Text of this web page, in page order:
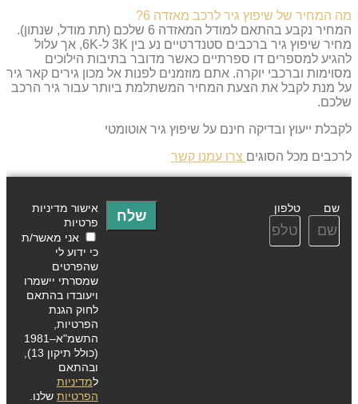
מה המחיר של שיפוץ גיר לרכב מאזדה 6?
המחיר נקבע בהתאם למודל המאזדה 6 שלכם (תת מודל, שנתון).
מחיר שיפוץ גיר ברכבים סטנדרטיים נע בין 3K ל-6K, אך עלול
להגיע למספרים דו ספרתיים כאשר מדובר בתיבות הילוכים
מסוימות וברכבי יוקרה. אתם מוזמנים לפנות אל מכון גירים קאר גיר
על מנת לקבל את הצעת המחיר המשתלמת ביותר עבור גיר הרכב
שלכם.
לקבלת ייעוץ ובדיקה חינם על שיפוץ גיר אוטומטי
לרכבים מכל הסוגים צרו עמנו קשר
שם טלפון
אישור מדיניות
פרטיות
אני מאשר/ת
כי ידוע לי
שהפרטים
שמסרתי יישמרו
ויעובדו בהתאם
לחוק הגנת
הפרטיות,
התשמ"א–1981
(כולל תיקון 13),
ובהתאם
למדיניות
הפרטיות שלנו.
שלח